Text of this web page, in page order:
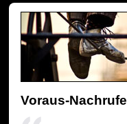
Voraus-Nachrufe